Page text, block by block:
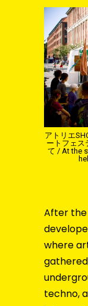
アトリエ
ートフェス
て / At the
After the
where
techno,